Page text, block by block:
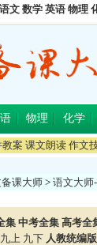
语文 数学 英语 物理
物理 化学
案 课文朗读 作文
课大师 > 语文大师
集 中考全集 高考全
九上 九下 人教统编版